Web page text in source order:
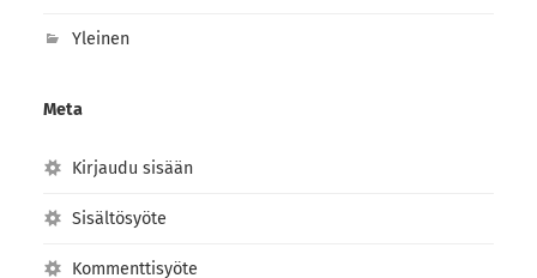
Yleinen
Meta
Kirjaudu sisään
Sisältösyöte
Kommenttisyöte